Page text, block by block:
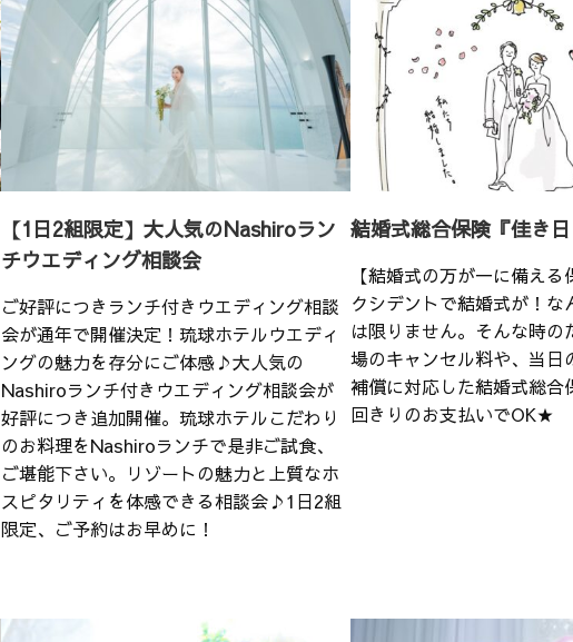
【1日2組限定】大人気のNashiroラン
チウエディング相談会
ご好評につきランチ付きウエディング相談
会が通年で開催決定！琉球ホテルウエディ
ングの魅力を存分にご体感♪大人気の
Nashiroランチ付きウエディング相談会が
好評につき追加開催。琉球ホテルこだわり
のお料理をNashiroランチで是非ご試食、
ご堪能下さい。リゾートの魅力と上質なホ
スピタリティを体感できる相談会♪1日2組
限定、ご予約はお早めに！
結婚式総合保険『佳き
【結婚式の万が一に備え
クシデントで結婚式が！な
は限りません。そんな時の
場のキャンセル料や、当日
補償に対応した結婚式総
回きりのお支払いでOK★